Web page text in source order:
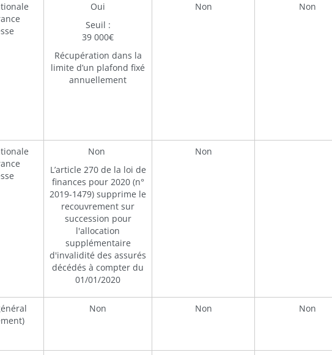
Oui
Seuil :
39 000€
Récupération dans la
limite d’un plafond fixé
annuellement
Non Non
Non
L’article 270 de la loi de
finances pour 2020 (n°
2019-1479) supprime le
recouvrement sur
succession pour
l'allocation
supplémentaire
d'invalidité des assurés
décédés à compter du
01/01/2020
Non
Non Non Non